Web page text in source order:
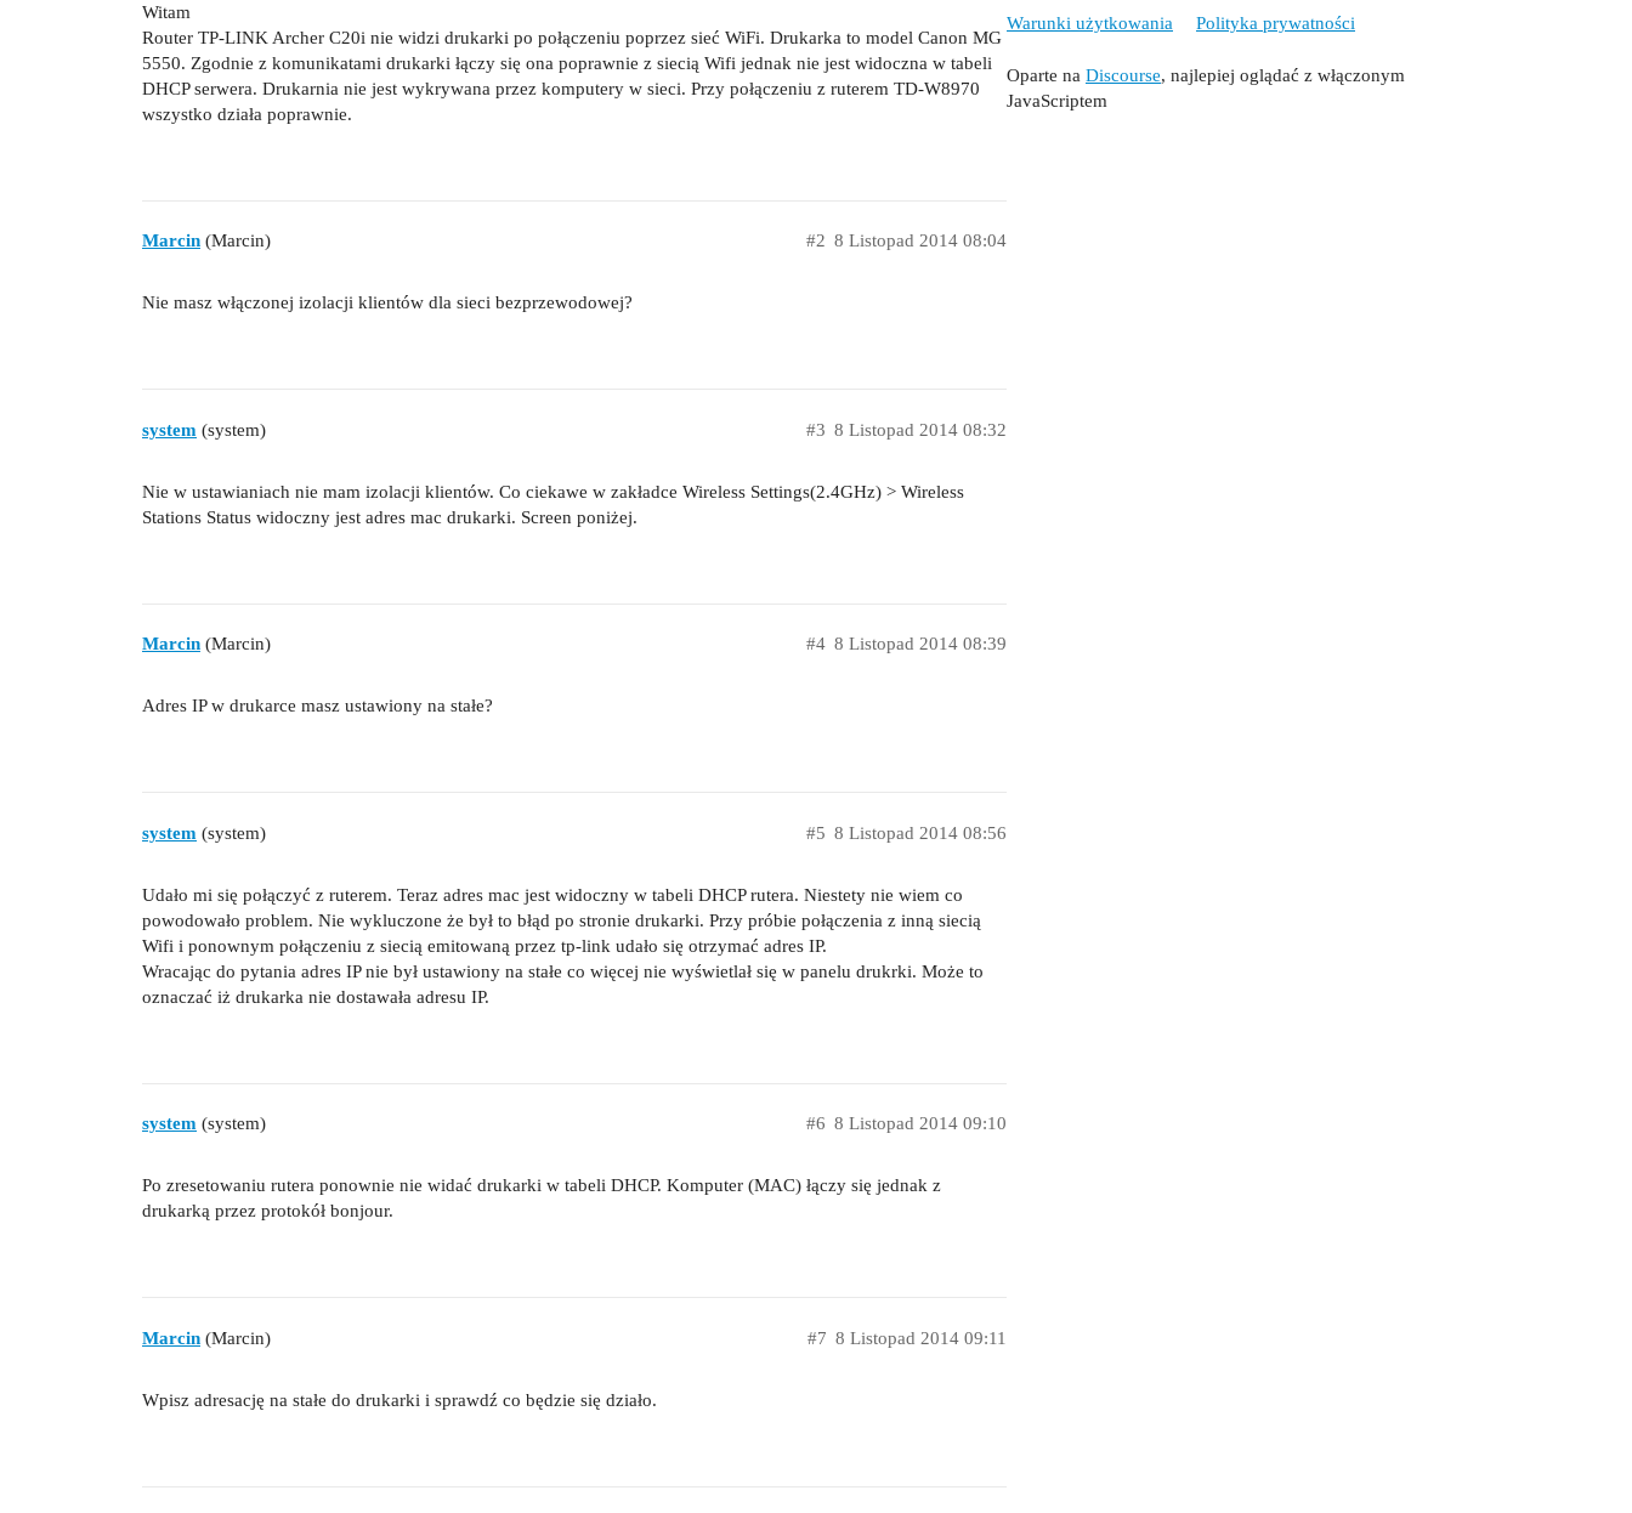
Witam
Router TP-LINK Archer C20i nie widzi drukarki po połączeniu poprzez sieć WiFi. Drukarka to model Canon MG
5550. Zgodnie z komunikatami drukarki łączy się ona poprawnie z siecią Wifi jednak nie jest widoczna w tabeli
DHCP serwera. Drukarnia nie jest wykrywana przez komputery w sieci. Przy połączeniu z ruterem TD-W8970
wszystko działa poprawnie.
Marcin (Marcin) 8 Listopad 2014 08:04
#2
Nie masz włączonej izolacji klientów dla sieci bezprzewodowej?
system (system) 8 Listopad 2014 08:32
#3
Nie w ustawianiach nie mam izolacji klientów. Co ciekawe w zakładce Wireless Settings(2.4GHz) > Wireless
Stations Status widoczny jest adres mac drukarki. Screen poniżej.
Marcin (Marcin) 8 Listopad 2014 08:39
#4
Adres IP w drukarce masz ustawiony na stałe?
system (system) 8 Listopad 2014 08:56
#5
Udało mi się połączyć z ruterem. Teraz adres mac jest widoczny w tabeli DHCP rutera. Niestety nie wiem co
powodowało problem. Nie wykluczone że był to błąd po stronie drukarki. Przy próbie połączenia z inną siecią
Wifi i ponownym połączeniu z siecią emitowaną przez tp-link udało się otrzymać adres IP.
Wracając do pytania adres IP nie był ustawiony na stałe co więcej nie wyświetlał się w panelu drukrki. Może to
oznaczać iż drukarka nie dostawała adresu IP.
system (system) 8 Listopad 2014 09:10
#6
Po zresetowaniu rutera ponownie nie widać drukarki w tabeli DHCP. Komputer (MAC) łączy się jednak z
drukarką przez protokół bonjour.
Marcin (Marcin) 8 Listopad 2014 09:11
#7
Wpisz adresację na stałe do drukarki i sprawdź co będzie się działo.
Warunki użytkowania Polityka prywatności
Oparte na Discourse, najlepiej oglądać z włączonym
JavaScriptem